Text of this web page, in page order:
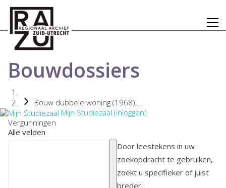
Bouwdossiers
Bouw dubbele woning (1968),...
Mijn Studiezaal (inloggen)
Vergunningen
Alle velden
Door leestekens in uw
zoekopdracht te gebruiken,
zoekt u specifieker of juist
breder: